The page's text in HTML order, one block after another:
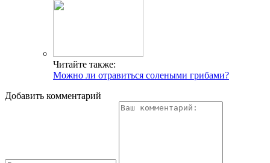
Читайте также:
Можно ли отравиться солеными грибами?
Добавить комментарий